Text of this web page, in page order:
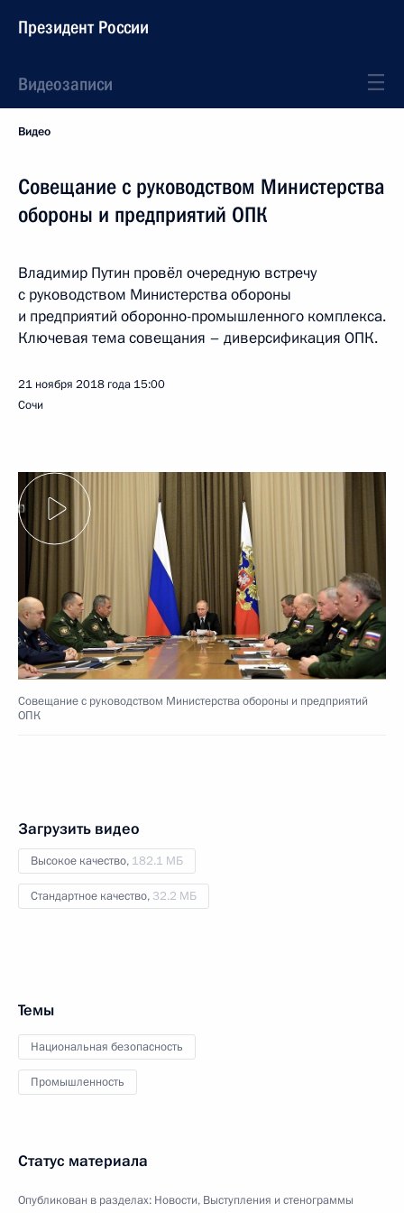
Президент России
Видеозаписи
Видео
Совещание с руководством Министерства
обороны и предприятий ОПК
Владимир Путин провёл очередную встречу
с руководством Министерства обороны
и предприятий оборонно-промышленного комплекса.
Ключевая тема совещания – диверсификация ОПК.
21 ноября 2018 года 15:00
Сочи
Совещание с руководством Министерства обороны и предприятий
ОПК
Загрузить видео
Высокое качество, 182.1 МБ
Стандартное качество, 32.2 МБ
Темы
Национальная безопасность
Промышленность
Статус материала
Опубликован в разделах: Новости, Выступления и стенограммы